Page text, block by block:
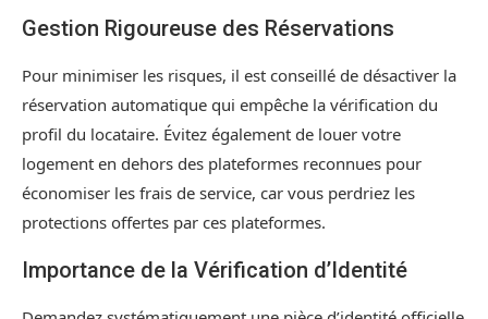
Gestion Rigoureuse des Réservations
Pour minimiser les risques, il est conseillé de désactiver la
réservation automatique qui empêche la vérification du
profil du locataire. Évitez également de louer votre
logement en dehors des plateformes reconnues pour
économiser les frais de service, car vous perdriez les
protections offertes par ces plateformes.
Importance de la Vérification d’Identité